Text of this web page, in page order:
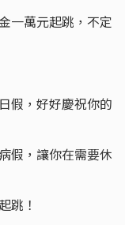
一萬元起跳，不定
假，好好慶祝你的
假，讓你在需要休
跳！